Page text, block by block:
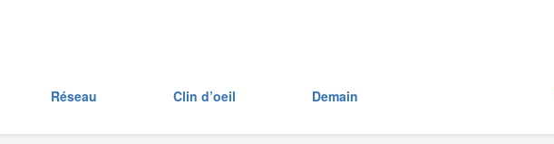
Réseau Clin d’oeil Demain